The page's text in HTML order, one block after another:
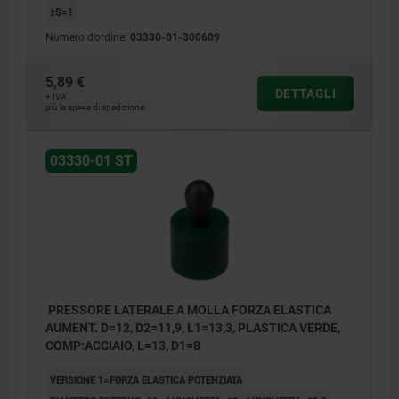
±S=1
Numero d’ordine: 03330-01-300609
5,89 €
+ IVA
più le spese di spedizione
DETTAGLI
03330-01 ST
PRESSORE LATERALE A MOLLA FORZA ELASTICA
AUMENT. D=12, D2=11,9, L1=13,3, PLASTICA VERDE,
COMP:ACCIAIO, L=13, D1=8
VERSIONE 1=FORZA ELASTICA POTENZIATA